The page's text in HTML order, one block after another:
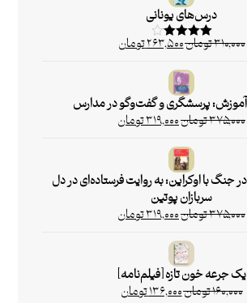
درس‌های یونانی
امتیاز
۳۱۰,۰۰۰تومان۲۶۳,۵۰۰تومان
پرسشگری و گفت‌وگو در مدارس
۳۷۵,۰۰۰تومان۳۱۹,۰۰۰تومان
جنگ با اوکراین: به روایت فرستاده‌ای در دل
سربازان پوتین
۳۷۵,۰۰۰تومان۳۱۹,۰۰۰تومان
یک جرعه خون تازه [فیلم‌نامه]
۱۶۰,۰۰۰تومان۱۳۶,۰۰۰تومان